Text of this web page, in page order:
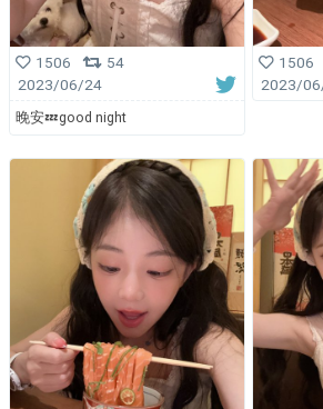
1506
54
2023/06/24
晚安💤good night
1506
2023/